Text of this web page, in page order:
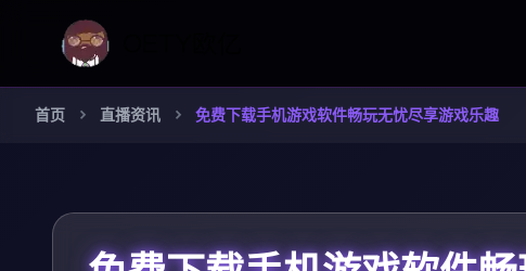
首页 直播资讯 免费下载手机游戏软件畅玩无忧尽享游戏乐趣